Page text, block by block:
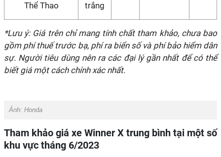
Thể Thao
trắng
*Lưu ý: Giá trên chỉ mang tính chất tham khảo, chưa bao
gồm phí thuế trước bạ, phí ra biển số và phí bảo hiểm dân
sự. Người tiêu dùng nên ra các đại lý gần nhất để có thể
biết giá một cách chính xác nhất.
Ảnh: Honda
Tham khảo giá xe Winner X trung bình tại một số
khu vực tháng 6/2023